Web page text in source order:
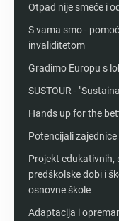
Otpad nije smeće i
S vama smo -
invaliditetom
Gradimo Europu s
SUSTOUR -
Hands up for the
Potencijali zajednice
Projekt
predškolske dobi i
osnovne škole
Adaptacija i